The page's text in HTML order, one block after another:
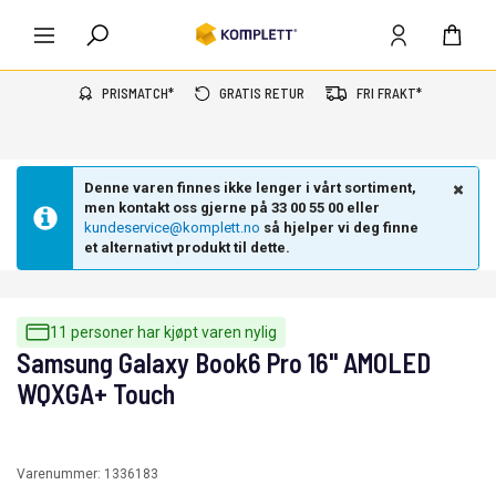
PRISMATCH* GRATIS RETUR FRI FRAKT*
Denne varen finnes ikke lenger i vårt sortiment,
men kontakt oss gjerne på 33 00 55 00 eller
kundeservice@komplett.no så hjelper vi deg finne
et alternativt produkt til dette.
11 personer har kjøpt varen nylig
Samsung Galaxy Book6 Pro 16" AMOLED
WQXGA+ Touch
Varenummer: 1336183